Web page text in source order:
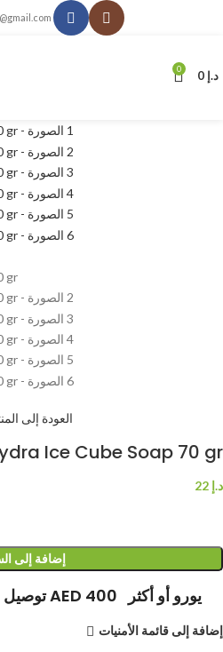
0 د.إ
العودة إلى
Ice Cube Soap 70 gr
د.إ
إضافة إلى
توصيل مجاني عند الشراء بقيمة AED 400 يورو أو أكثر
إضافة إلى قائمة الأمنيات